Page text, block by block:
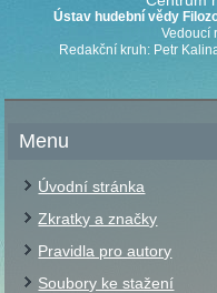
Ústav hudební vědy
Vedoucí
Redakční kruh: Petr
Menu
Úvodní stránka
Zkratky a značky
Pravidla pro autory
Soubory ke stažení